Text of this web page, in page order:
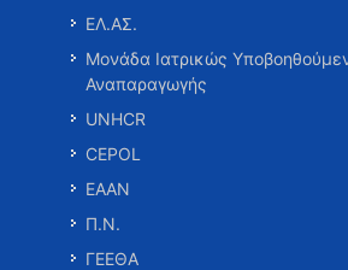
ΕΛ.ΑΣ.
Μονάδα Ιατρικώς
Αναπαραγωγής
UNHCR
CEPOL
ΕΑΑΝ
Π.Ν.
ΓΕΕΘΑ